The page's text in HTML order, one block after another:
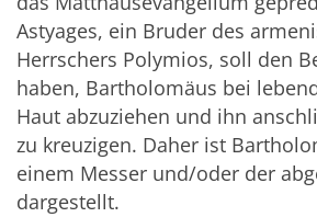
Astyages, ein Bruder des
Herrschers Polymios, soll den
haben, Bartholomäus bei
Haut abzuziehen und ihn
zu kreuzigen. Daher ist
einem Messer und/oder der
dargestellt.